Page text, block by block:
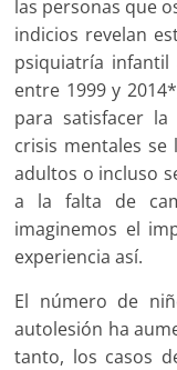
las personas que
indicios revelan
psiquiatría
entre 1999 y
para satisfacer
crisis mentales se
adultos o incluso
a la falta de
imaginemos el
experiencia así.
El número de
autolesión ha
tanto, los casos